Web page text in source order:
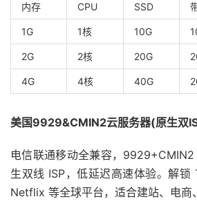
内存 CPU SSD
1G 1核 10G
2G 2核 20G
4G 4核 40G
美国9929&CMIN2云服务器(原生双
电信联通移动全兼容，
生双线 ISP，低延迟高速体验。解锁
Netflix 等全球平台，适合建站、电商